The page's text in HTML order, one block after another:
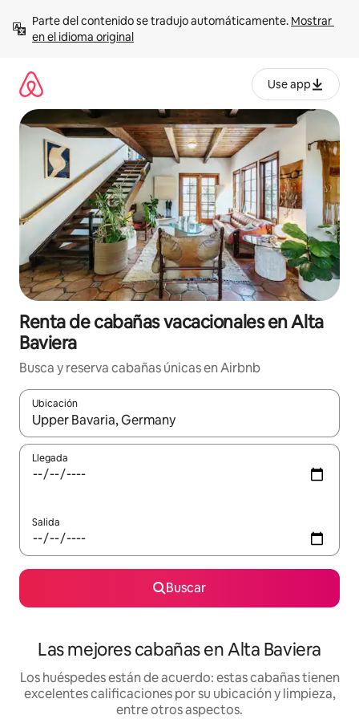
contenido
Parte del contenido se tradujo automáticamente. Mostrar
en el idioma original
Use app
Renta de cabañas vacacionales en Alta
Baviera
Busca y reserva cabañas únicas en Airbnb
Ubicación
Cuando los resultados estén disponibles, podrás navegar
Llegada
Salida
Buscar
Las mejores cabañas en Alta Baviera
Los huéspedes están de acuerdo: estas cabañas tienen
excelentes calificaciones por su ubicación y limpieza,
entre otros aspectos.